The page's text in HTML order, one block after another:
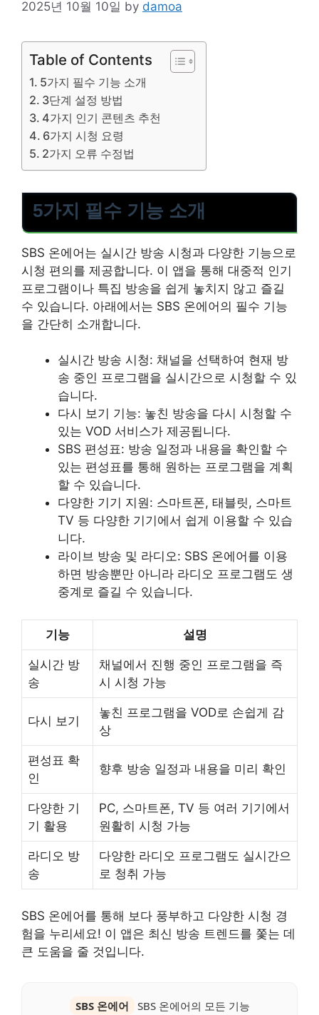
2025년 10월 10일 by damoa
Table of Contents
5가지 필수 기능 소개
3단계 설정 방법
4가지 인기 콘텐츠 추천
6가지 시청 요령
2가지 오류 수정법
5가지 필수 기능 소개
SBS 온에어는 실시간 방송 시청과 다양한 기능으로
시청 편의를 제공합니다. 이 앱을 통해 대중적 인기
프로그램이나 특집 방송을 쉽게 놓치지 않고 즐길
수 있습니다. 아래에서는 SBS 온에어의 필수 기능
을 간단히 소개합니다.
실시간 방송 시청: 채널을 선택하여 현재 방
송 중인 프로그램을 실시간으로 시청할 수 있
습니다.
다시 보기 기능: 놓친 방송을 다시 시청할 수
있는 VOD 서비스가 제공됩니다.
SBS 편성표: 방송 일정과 내용을 확인할 수
있는 편성표를 통해 원하는 프로그램을 계획
할 수 있습니다.
다양한 기기 지원: 스마트폰, 태블릿, 스마트
TV 등 다양한 기기에서 쉽게 이용할 수 있습
니다.
라이브 방송 및 라디오: SBS 온에어를 이용
하면 방송뿐만 아니라 라디오 프로그램도 생
중계로 즐길 수 있습니다.
기능 설명
실시간 방
송
채널에서 진행 중인 프로그램을 즉
시 시청 가능
다시 보기
놓친 프로그램을 VOD로 손쉽게 감
상
편성표 확
인
향후 방송 일정과 내용을 미리 확인
다양한 기
기 활용
PC, 스마트폰, TV 등 여러 기기에서
원활히 시청 가능
라디오 방
송
다양한 라디오 프로그램도 실시간으
로 청취 가능
SBS 온에어를 통해 보다 풍부하고 다양한 시청 경
험을 누리세요! 이 앱은 최신 방송 트렌드를 쫓는 데
큰 도움을 줄 것입니다.
SBS 온에어
SBS 온에어의 모든 기능